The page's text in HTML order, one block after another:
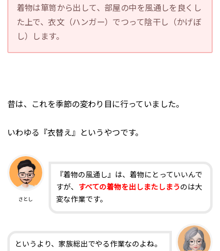
着物は箪笥から出して、部屋の中を風通しを良くし
た上で、衣文（ハンガー）でつって陰干し（かげぼ
し）します。
昔は、これを季節の変わり目に行っていました。
いわゆる『衣替え』というやつです。
さとし
『着物の風通し』は、着物にとっていいんで
すが、
すべての着物を出しまたしまうのは大
変な作業です。
というより、家族総出でやる作業なのよね。